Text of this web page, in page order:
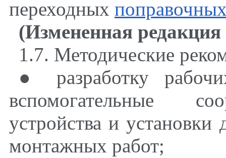
переходных
(Измененная
1.7. Методические
● разработку
вспомогательные
устройства и установки
монтажных работ;